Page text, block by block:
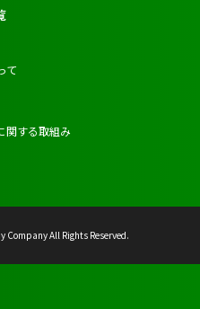
て
関する取組み
All Rights Reserved.